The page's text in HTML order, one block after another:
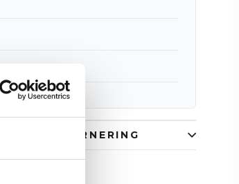
OG RETURNERING